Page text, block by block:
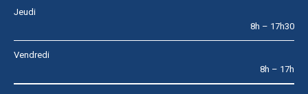
Jeudi
8h – 17h30
Vendredi
8h – 17h